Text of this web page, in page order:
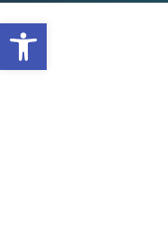
Ouvrir la barre d’outils